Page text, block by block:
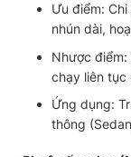
Ưu điểm:
nhún dài,
Nhược
chạy liên tục
Ứng dụng:
thông